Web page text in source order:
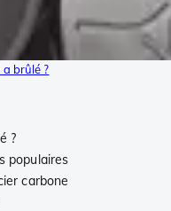
?
populaires
carbone
brûlé ?